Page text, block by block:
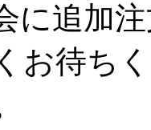
に追加
お待ち